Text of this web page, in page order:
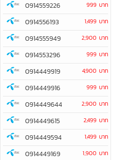
0914559226 999 บาท
0914556193 1,499 บาท
0914555949 2,900 บาท
0914553296 999 บาท
0914449919 4,900 บาท
0914449916 999 บาท
0914449644 2,900 บาท
0914449615 2,499 บาท
0914449594 1,499 บาท
0914449169 1,900 บาท